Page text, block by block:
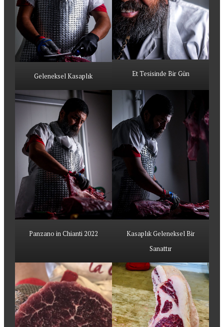
Geleneksel Kasaplık Et Tesisinde Bir Gün
Panzano in Chianti 2022
Kasaplık Geleneksel Bir
Sanattır